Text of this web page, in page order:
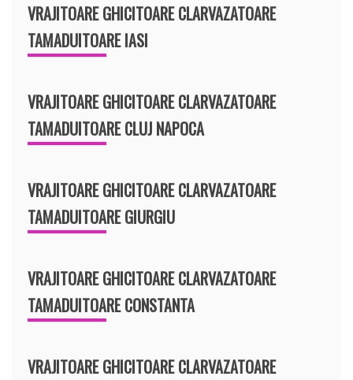
VRAJITOARE GHICITOARE CLARVAZATOARE
TAMADUITOARE IASI
VRAJITOARE GHICITOARE CLARVAZATOARE
TAMADUITOARE CLUJ NAPOCA
VRAJITOARE GHICITOARE CLARVAZATOARE
TAMADUITOARE GIURGIU
VRAJITOARE GHICITOARE CLARVAZATOARE
TAMADUITOARE CONSTANTA
VRAJITOARE GHICITOARE CLARVAZATOARE